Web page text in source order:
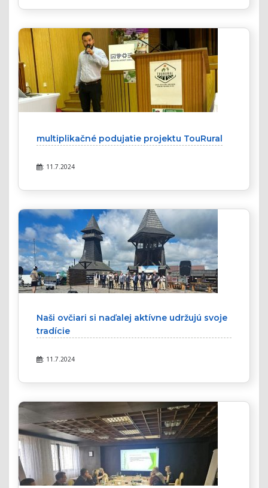
multiplikačné podujatie projektu TouRural
: 11.7.2024
Naši ovčiari si naďalej aktívne udržujú svoje
tradície
: 11.7.2024